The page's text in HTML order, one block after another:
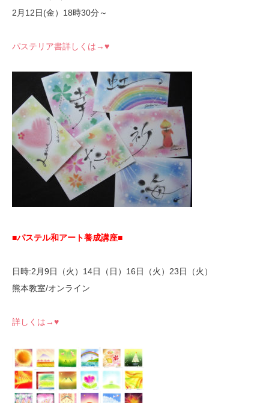
2月12日(金）18時30分～
パステリア書詳しくは→♥
■パステル和アート養成講座■
日時:2月9日（火）14日（日）16日（火）23日（火）
熊本教室/オンライン
詳しくは→♥